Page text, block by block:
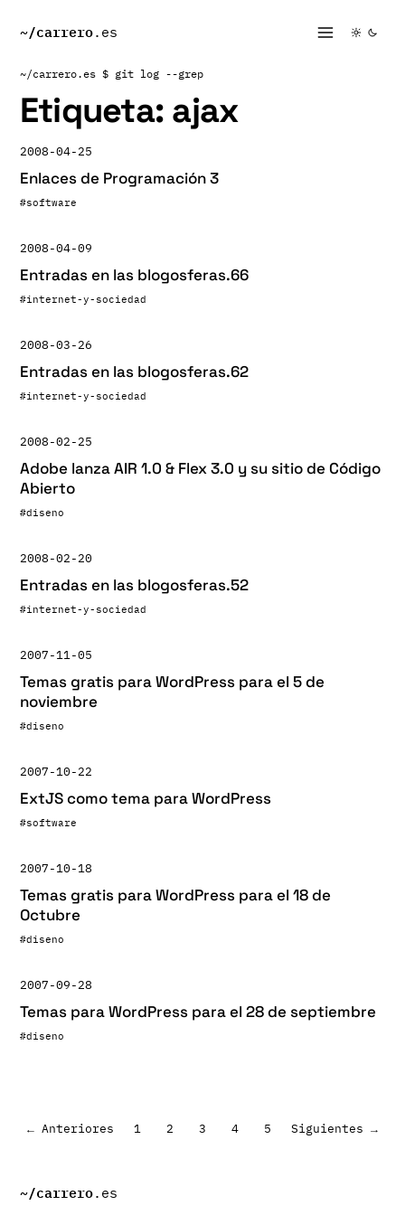
~/carrero.es
~/carrero.es $ git log --grep
Etiqueta: ajax
2008-04-25
Enlaces de Programación 3
#software
2008-04-09
Entradas en las blogosferas.66
#internet-y-sociedad
2008-03-26
Entradas en las blogosferas.62
#internet-y-sociedad
2008-02-25
Adobe lanza AIR 1.0 & Flex 3.0 y su sitio de Código
Abierto
#diseno
2008-02-20
Entradas en las blogosferas.52
#internet-y-sociedad
2007-11-05
Temas gratis para WordPress para el 5 de
noviembre
#diseno
2007-10-22
ExtJS como tema para WordPress
#software
2007-10-18
Temas gratis para WordPress para el 18 de
Octubre
#diseno
2007-09-28
Temas para WordPress para el 28 de septiembre
#diseno
Paginación
entradas
← Anteriores 1 2 3 4 5 Siguientes →
~/carrero.es